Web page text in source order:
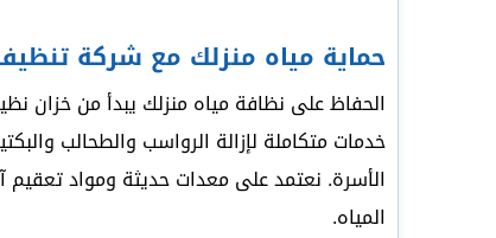
حماية مياه منزلك مع شركة
الحفاظ على نظافة مياه منزلك يبدأ من
خدمات متكاملة لإزالة الرواسب والطحالب
الأسرة. نعتمد على معدات حديثة ومواد تعقيم
المياه.